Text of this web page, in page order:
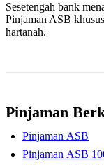
Sesetengah bank
Pinjaman ASB
hartanah.
Pinjaman
Pinjaman ASB
Pinjaman ASB